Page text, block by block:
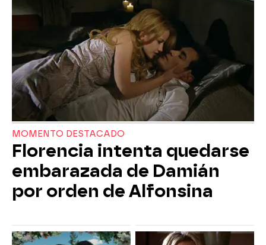
MOMENTO DESTACADO
Florencia intenta quedarse
embarazada de Damián
por orden de Alfonsina